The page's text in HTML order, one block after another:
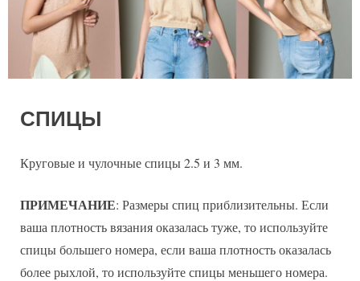
СПИЦЫ
Круговые и чулочные спицы 2.5 и 3 мм.
ПРИМЕЧАНИЕ: Размеры спиц приблизительны. Если
ваша плотность вязания оказалась туже, то используйте
спицы большего номера, если ваша плотность оказалась
более рыхлой, то используйте спицы меньшего номера.